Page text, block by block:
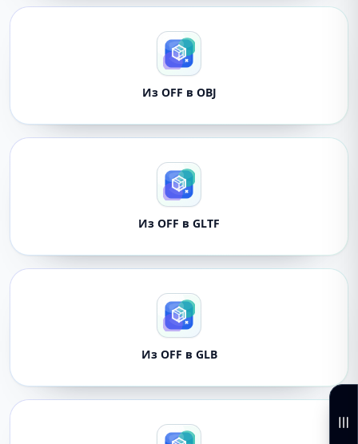
Из OFF в OBJ
Из OFF в GLTF
Из OFF в GLB